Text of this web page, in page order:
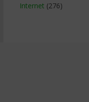
Internet (276)